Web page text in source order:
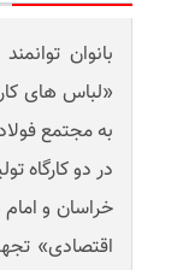
بانوان
«لباس های
به مجتمع
در دو کارگاه
خراسان و